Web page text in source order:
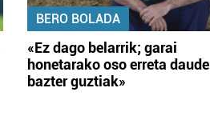
BERO BOLADA
«Ez dago belarrik; garai
honetarako oso erreta daude
bazter guztiak»